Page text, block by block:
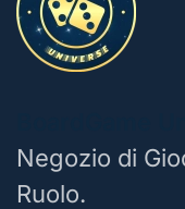
Negozio di
Ruolo.